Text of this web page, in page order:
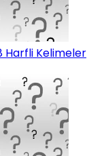
Harfli Kelimeler